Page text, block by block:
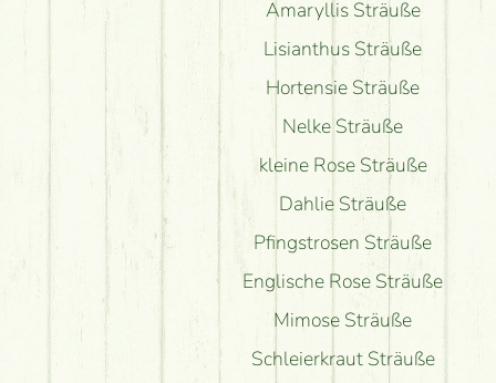
Amaryllis Sträuße
Lisianthus Sträuße
Hortensie Sträuße
Nelke Sträuße
kleine Rose Sträuße
Dahlie Sträuße
Pfingstrosen Sträuße
Englische Rose Sträuße
Mimose Sträuße
Schleierkraut Sträuße